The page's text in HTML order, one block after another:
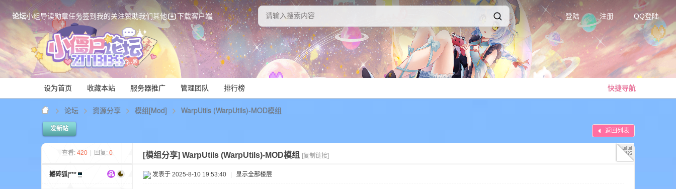
论坛小组导读勋章任务签到我的关注赞助我们其他 下载客户端 登陆 注册 QQ登陆
快捷导航
设为首页 收藏本站 服务器推广 管理团队 排行榜
论坛 资源分享 模组[Mod] WarpUtils (WarpUtils)-MOD模组
返回列表
发新帖
查看: 420 回复: 0 [模组分享] WarpUtils (WarpUtils)-MOD模组 [复制链接]
搬砖狐|*** 发表于 2025-8-10 19:53:40 显示全部楼层